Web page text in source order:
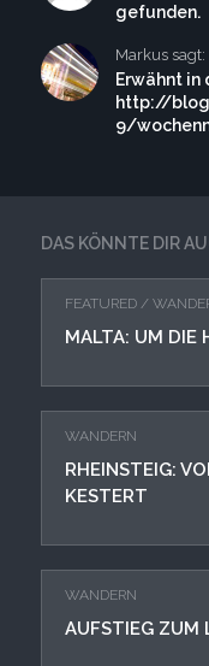
DAS KÖNNTE DIR
FEATURED /
MALTA: UM DIE
WANDERN
RHEINSTEIG:
KESTERT
WANDERN
AUFSTIEG ZUM
gefunden.
Markus sagt:
Erwähnt in
http://
9/